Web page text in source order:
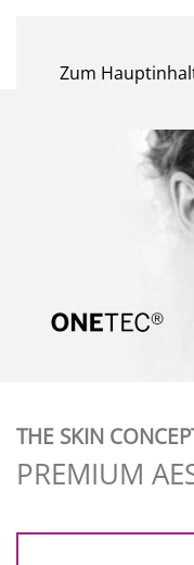
Zum
THE SKIN
PREMIUM